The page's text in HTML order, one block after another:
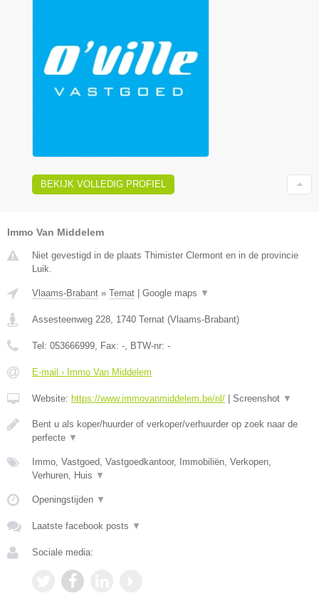
BEKIJK VOLLEDIG PROFIEL
Immo Van Middelem
Niet gevestigd in de plaats Thimister Clermont en in de provincie
Luik.
Vlaams-Brabant » Ternat Google maps ▼
Assesteenweg 228 1740 Ternat (Vlaams-Brabant)
Tel: 053666999 , Fax: - , BTW-nr: -
E-mail › Immo Van Middelem
Website: https://www.immovanmiddelem.be/nl/ Screenshot ▼
Bent u als koper/huurder of verkoper/verhuurder op zoek naar de
perfecte ▼
Immo, Vastgoed, Vastgoedkantoor, Immobiliën, Verkopen,
Verhuren, Huis ▼
Openingstijden ▼
Laatste facebook posts ▼
Sociale media: